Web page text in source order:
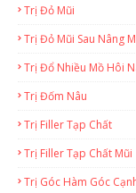
Trị Đỏ Mũi
Trị Đỏ Mũi Sau Nâng
Trị Đổ Nhiều Mồ Hôi
Trị Đốm Nâu
Trị Filler Tạp Chất
Trị Filler Tạp Chất Mũi
Trị Góc Hàm Góc